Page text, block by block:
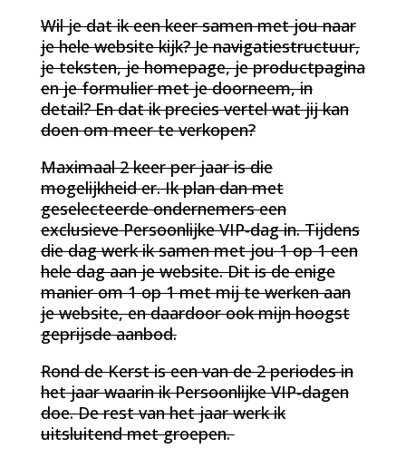
Wil je dat ik een keer samen met jou naar
je hele website kijk? Je navigatiestructuur,
je teksten, je homepage, je productpagina
en je formulier met je doorneem, in
detail? En dat ik precies vertel wat jij kan
doen om meer te verkopen?
Maximaal 2 keer per jaar is die
mogelijkheid er. Ik plan dan met
geselecteerde ondernemers een
exclusieve Persoonlijke VIP-dag in. Tijdens
die dag werk ik samen met jou 1 op 1 een
hele dag aan je website. Dit is de enige
manier om 1 op 1 met mij te werken aan
je website, en daardoor ook mijn hoogst
geprijsde aanbod.
Rond de Kerst is een van de 2 periodes in
het jaar waarin ik Persoonlijke VIP-dagen
doe. De rest van het jaar werk ik
uitsluitend met groepen.